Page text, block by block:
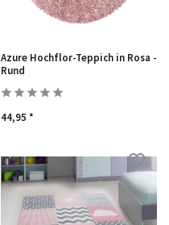
Azure Hochflor-Teppich in Rosa -
Rund
44,95 *